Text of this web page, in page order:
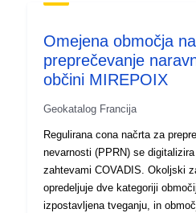
stopnje nevarnosti je vsako
območij: 1- „zgraditev
„rdeča območja“, kjer je stopnja
splošno pravilo prepoved gradnje; 2- „predpisana
nevarnosti povprečna in za
prilagojene vrsti izdaje; 3 območja, ki niso neposredno
izpostavljena tveganjem,
objekti ali kmetije, kmetijstvo,
komercialna ali industrijska
povzročili nova tveganja, ob
Omejena območja
preprečevanje
občini MIREPOIX
Geokatalog Francija
Regulirana cona načrta za
nevarnosti (PPRN) se
zahtevami COVADIS. Okoljski zakonik za naravne PPR
opredeljuje dve kategoriji
izpostavljena tveganju, in